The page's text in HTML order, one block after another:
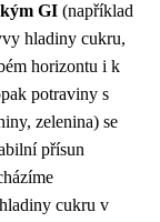
GI (například
hladiny cukru,
horizontu i k
potraviny s
zelenina) se
přísun
cukru v